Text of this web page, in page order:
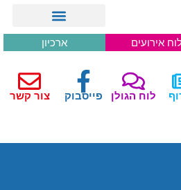
אירועים ארכיון
לוח הגולן פייסבוק צור קשר